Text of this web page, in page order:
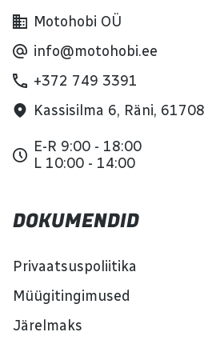
Motohobi OÜ
info@motohobi.ee
+372 749 3391
Kassisilma 6, Räni,
E-R 9:00 - 18:00
L 10:00 - 14:00
DOKUMENDID
Privaatsuspoliitika
Müügitingimused
Järelmaks